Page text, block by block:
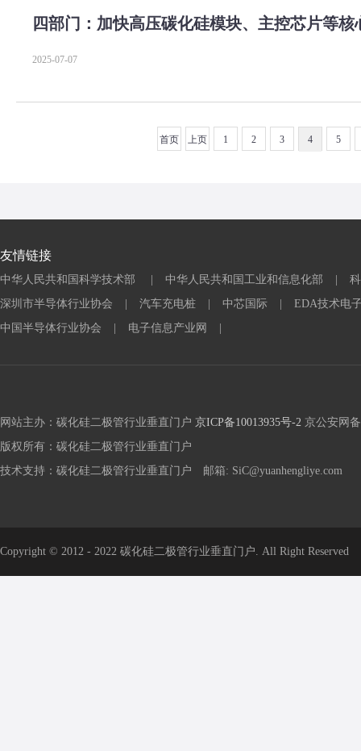
四部门：加快高压碳化硅模块、主控芯片等
2025-07-07
首页 上页 1 2 3 4 5
友情链接
中华人民共和国科学技术部 中华人民共和国工业和信息化部
深圳市半导体行业协会
汽车充电桩 中芯国际
EDA技术电
中国半导体行业协会
电子信息产业网
网站主办：碳化硅二极管行业垂直门户 京ICP备10013935号-2 京公安网
版权所有：碳化硅二极管行业垂直门户
技术支持：碳化硅二极管行业垂直门户 邮箱: SiC@yuanhengliye.com
Copyright © 2012 - 2022 碳化硅二极管行业垂直门户. All Right Reserved